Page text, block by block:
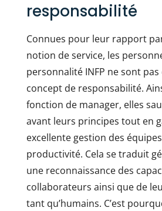
responsabilité
Connues pour leur rapport
notion de service, les
personnalité INFP ne sont
concept de responsabilité.
fonction de manager, elles
avant leurs principes tout en
excellente gestion des
productivité. Cela se traduit
une reconnaissance des
collaborateurs ainsi que de
tant qu’humains. C’est